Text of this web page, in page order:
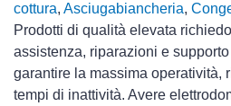
cottura, Asciugabiancheria,
Prodotti di qualità elevata
assistenza, riparazioni e
garantire la massima operatività,
tempi di inattività. Avere